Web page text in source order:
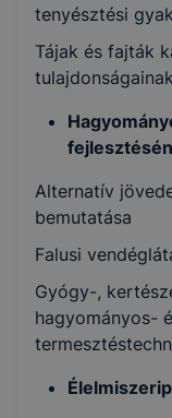
tenyésztési
Tájak és fajták
Alternatív
bemutatása
Falusi
Gyógy-,
hagyományos-